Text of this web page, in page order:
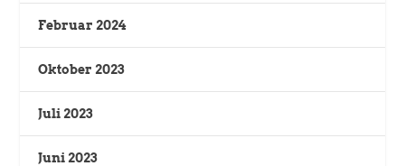
Februar 2024
Oktober 2023
Juli 2023
Juni 2023